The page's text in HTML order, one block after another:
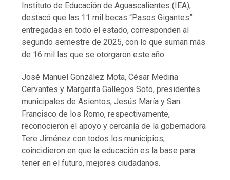
Instituto de Educación de Aguascalientes (IEA),
destacó que las 11 mil becas “Pasos Gigantes”
entregadas en todo el estado, corresponden al
segundo semestre de 2025, con lo que suman más
de 16 mil las que se otorgaron este año.
José Manuel González Mota, César Medina
Cervantes y Margarita Gallegos Soto, presidentes
municipales de Asientos, Jesús María y San
Francisco de los Romo, respectivamente,
reconocieron el apoyo y cercanía de la gobernadora
Tere Jiménez con todos los municipios;
coincidieron en que la educación es la base para
tener en el futuro, mejores ciudadanos.